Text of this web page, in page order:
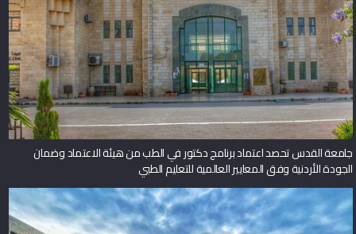
جامعة القدس تحصد اعتماد برنامج دكتور في الطب من هيئة الاعتماد وضمان
الجودة الأردنية وفق المعايير العالمية للتعليم الطبي